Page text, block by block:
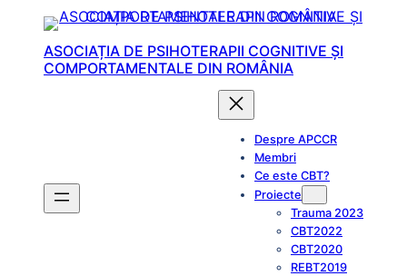
conținut
ASOCIAȚIA DE PSIHOTERAPII COGNITIVE ȘI
COMPORTAMENTALE DIN ROMÂNIA
Despre APCCR
Membri
Ce este CBT?
Proiecte
Trauma 2023
CBT2022
CBT2020
REBT2019